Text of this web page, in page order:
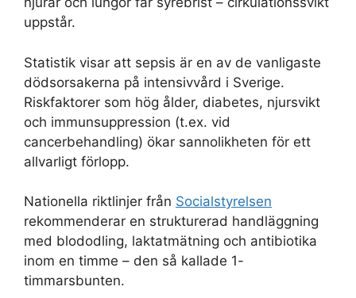
uppstår.
Statistik visar att sepsis är en av de vanligaste
dödsorsakerna på intensivvård i Sverige.
Riskfaktorer som hög ålder, diabetes, njursvikt
och immunsuppression (t.ex. vid
cancerbehandling) ökar sannolikheten för ett
allvarligt förlopp.
Nationella riktlinjer från Socialstyrelsen
rekommenderar en strukturerad handläggning
med blododling, laktatmätning och antibiotika
inom en timme – den så kallade 1-
timmarsbunten.